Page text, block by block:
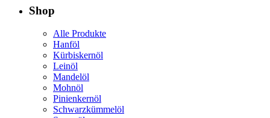
Shop
Alle Produkte
Hanföl
Kürbiskernöl
Leinöl
Mandelöl
Mohnöl
Pinienkernöl
Schwarzkümmelöl